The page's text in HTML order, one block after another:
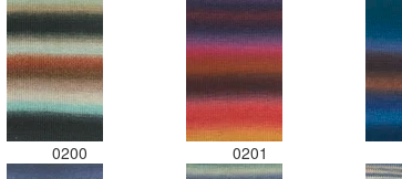
0200 0201